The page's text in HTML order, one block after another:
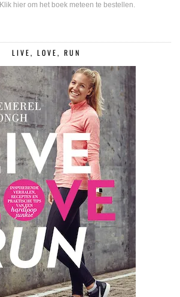
Klik hier om het boek meteen te bestellen.
LIVE, LOVE, RUN